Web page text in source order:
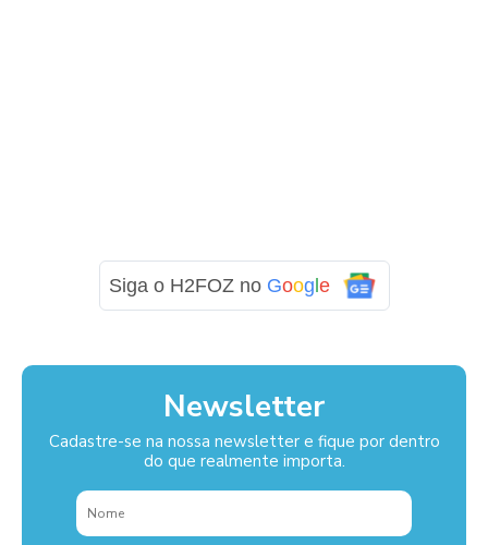
Siga o H2FOZ no Google
Newsletter
Cadastre-se na nossa newsletter e fique por dentro
do que realmente importa.